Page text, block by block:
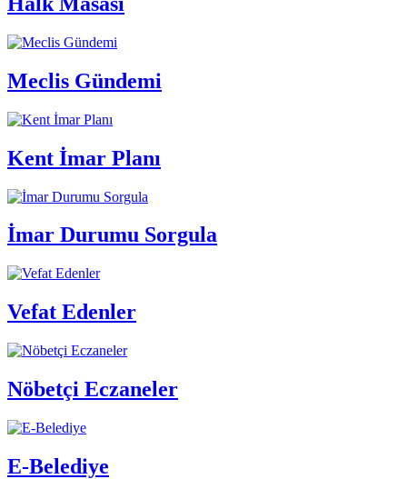
Meclis Gündemi
Kent İmar Planı
İmar Durumu Sorgula
Vefat Edenler
Nöbetçi Eczaneler
E-Belediye